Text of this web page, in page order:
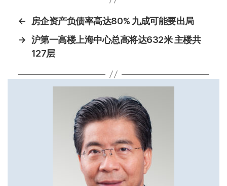
←
房企资产负债率高达80% 九成可能要出局
→ 沪第一高楼上海中心总高将达632米 主楼共
127层